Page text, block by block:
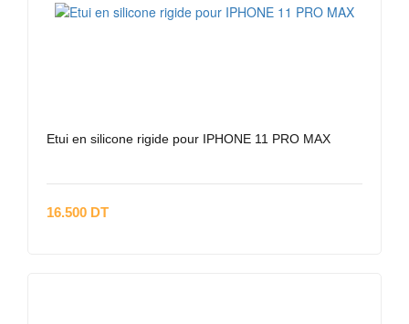
Etui en silicone rigide pour IPHONE 11 PRO MAX
16.500 DT